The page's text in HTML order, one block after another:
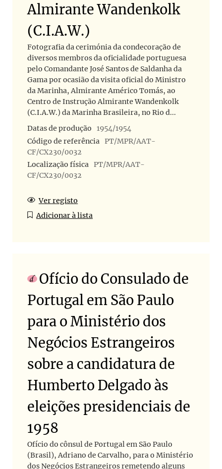
Almirante Wandenkolk
(C.I.A.W.)
Fotografia da cerimónia da condecoração de
diversos membros da oficialidade portuguesa
pelo Comandante José Santos de Saldanha da
Gama por ocasião da visita oficial do Ministro
da Marinha, Almirante Américo Tomás, ao
Centro de Instrução Almirante Wandenkolk
(C.I.A.W.) da Marinha Brasileira, no Rio d...
Datas de produção
1954/1954
Código de referência PT/MPR/AAT-
CF/CX230/0032
Localização física PT/MPR/AAT-
CF/CX230/0032
Ver registo
Adicionar à lista
Ofício do Consulado de
Portugal em São Paulo
para o Ministério dos
Negócios Estrangeiros
sobre a candidatura de
Humberto Delgado às
eleições presidenciais de
1958
Ofício do cônsul de Portugal em São Paulo
(Brasil), Adriano de Carvalho, para o Ministério
dos Negócios Estrangeiros remetendo alguns